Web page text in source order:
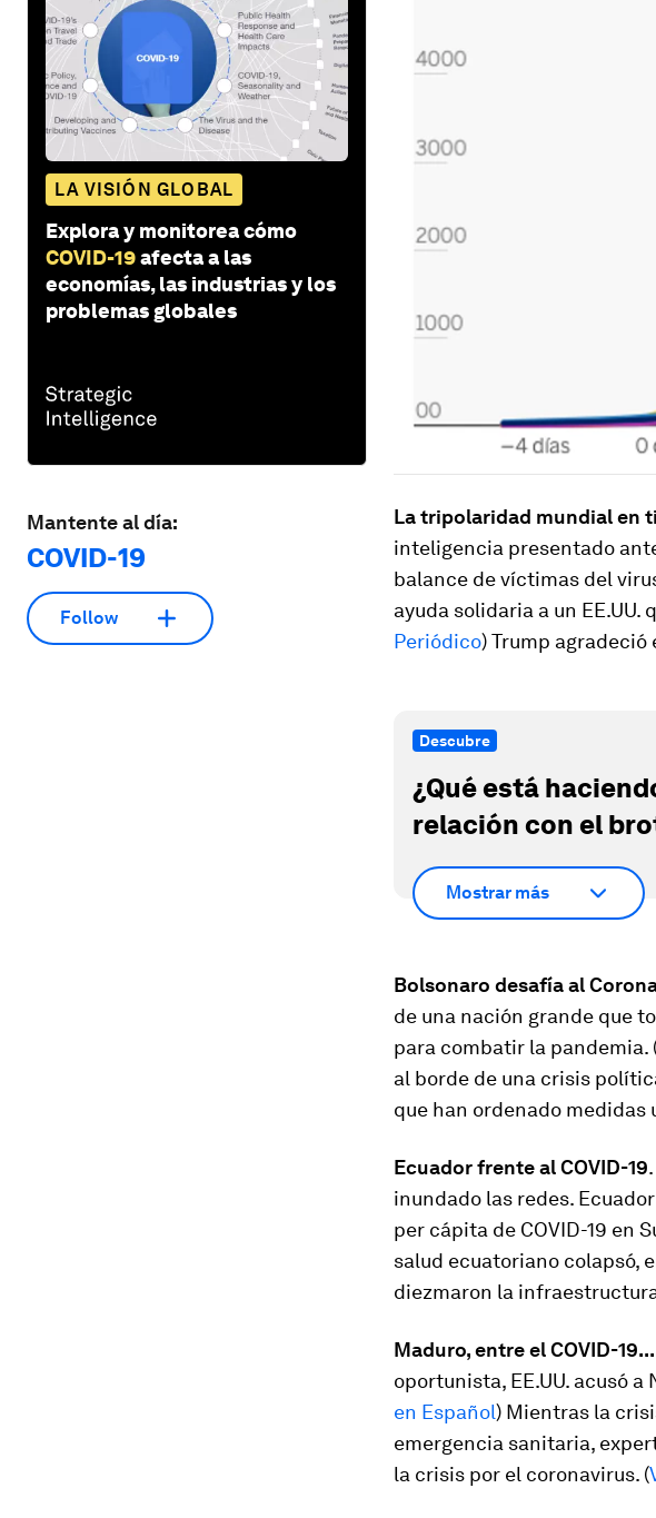
LA VISIÓN GLOBAL
Explora y monitorea cómo
COVID-19afecta a las
economías, las industrias y los
problemas globales
Mantente al día:
COVID-19
Follow
La tripolaridad mundial en
inteligencia presentado
balance de víctimas del
ayuda solidaria a un
Periódico) Trump agradeció
Descubre
¿Qué está
relación con el
Mostrar más
Bolsonaro desafía al
de una nación grande que
para combatir la pandemia.
al borde de una crisis
que han ordenado medidas
Ecuador frente al COVID-19
inundado las redes.
per cápita de COVID-19 en
salud ecuatoriano colapsó,
diezmaron la
Maduro, entre el COVID-
oportunista, EE.UU. acusó
en Español) Mientras la
emergencia sanitaria,
la crisis por el coronavirus. (